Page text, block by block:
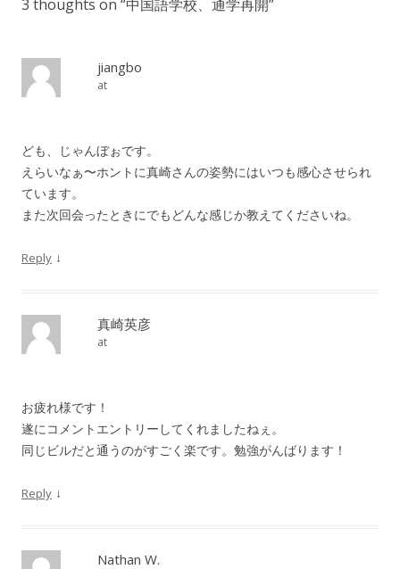
3 thoughts on “中国語学校、通学再開”
jiangbo
at
ども、じゃんぼぉです。
えらいなぁ〜ホントに真崎さんの姿勢にはいつも感心させられ
ています。
また次回会ったときにでもどんな感じか教えてくださいね。
Reply ↓
真崎英彦
at
お疲れ様です！
遂にコメントエントリーしてくれましたねぇ。
同じビルだと通うのがすごく楽です。勉強がんばります！
Reply ↓
Nathan W.